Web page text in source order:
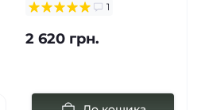
1
2 620 грн.